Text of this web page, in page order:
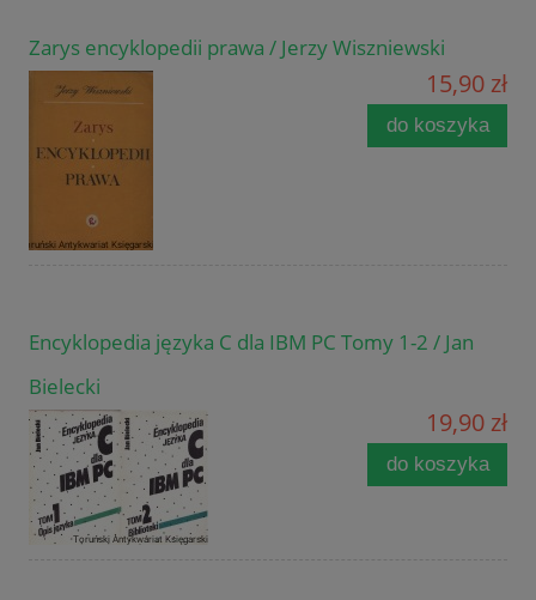
Zarys encyklopedii prawa / Jerzy Wiszniewski
15,90 zł
do koszyka
Encyklopedia języka C dla IBM PC Tomy 1-2 / Jan
Bielecki
19,90 zł
do koszyka